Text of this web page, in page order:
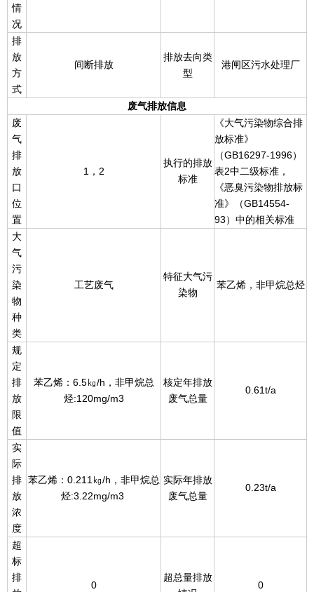
情
况
排
放
方
式
间断排放
排放去向类
型
港闸区污水处理厂
废气排放信息
废
气
排
放
口
位
置
1，2
执行的排放
标准
《大气污染物综合排
放标准》
（GB16297-1996）
表2中二级标准，
《恶臭污染物排放标
准》（GB14554-
93）中的相关标准
大
气
污
染
物
种
类
工艺废气
特征大气污
染物
苯乙烯，非甲烷总烃
规
定
排
放
限
值
苯乙烯：6.5㎏/h，非甲烷总
烃:120mg/m3
核定年排放
废气总量
0.61t/a
实
际
排
放
浓
度
苯乙烯：0.211㎏/h，非甲烷总
烃:3.22mg/m3
实际年排放
废气总量
0.23t/a
超
标
排
0
超总量排放
0